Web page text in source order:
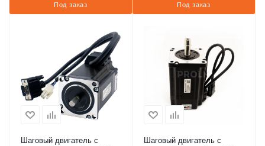
Под заказ Под заказ
Шаговый двигатель с
Шаговый двигатель с